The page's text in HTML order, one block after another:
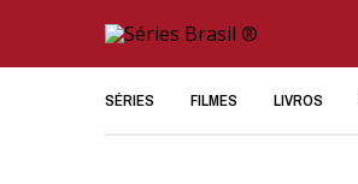
SÉRIES FILMES LIVROS